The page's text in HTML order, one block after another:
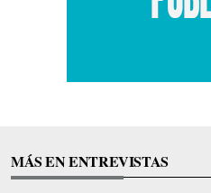
MÁS EN ENTREVISTAS